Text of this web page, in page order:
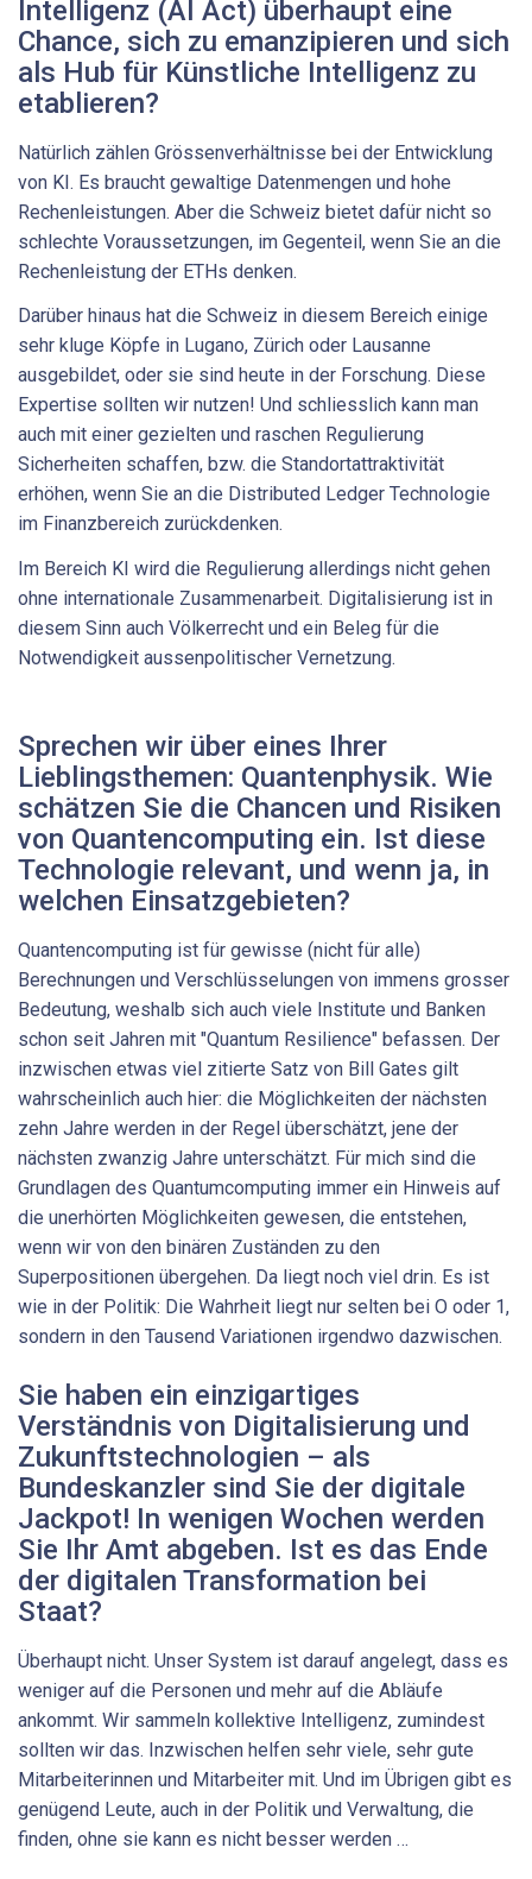
Intelligenz (AI Act) überhaupt eine
Chance, sich zu emanzipieren und sich
als Hub für Künstliche Intelligenz zu
etablieren?
Natürlich zählen Grössenverhältnisse bei der Entwicklung
von KI. Es braucht gewaltige Datenmengen und hohe
Rechenleistungen. Aber die Schweiz bietet dafür nicht so
schlechte Voraussetzungen, im Gegenteil, wenn Sie an die
Rechenleistung der ETHs denken.
Darüber hinaus hat die Schweiz in diesem Bereich einige
sehr kluge Köpfe in Lugano, Zürich oder Lausanne
ausgebildet, oder sie sind heute in der Forschung. Diese
Expertise sollten wir nutzen! Und schliesslich kann man
auch mit einer gezielten und raschen Regulierung
Sicherheiten schaffen, bzw. die Standortattraktivität
erhöhen, wenn Sie an die Distributed Ledger Technologie
im Finanzbereich zurückdenken.
Im Bereich KI wird die Regulierung allerdings nicht gehen
ohne internationale Zusammenarbeit. Digitalisierung ist in
diesem Sinn auch Völkerrecht und ein Beleg für die
Notwendigkeit aussenpolitischer Vernetzung.
Sprechen wir über eines Ihrer
Lieblingsthemen: Quantenphysik. Wie
schätzen Sie die Chancen und Risiken
von Quantencomputing ein. Ist diese
Technologie relevant, und wenn ja, in
welchen Einsatzgebieten?
Quantencomputing ist für gewisse (nicht für alle)
Berechnungen und Verschlüsselungen von immens grosser
Bedeutung, weshalb sich auch viele Institute und Banken
schon seit Jahren mit "Quantum Resilience" befassen. Der
inzwischen etwas viel zitierte Satz von Bill Gates gilt
wahrscheinlich auch hier: die Möglichkeiten der nächsten
zehn Jahre werden in der Regel überschätzt, jene der
nächsten zwanzig Jahre unterschätzt. Für mich sind die
Grundlagen des Quantumcomputing immer ein Hinweis auf
die unerhörten Möglichkeiten gewesen, die entstehen,
wenn wir von den binären Zuständen zu den
Superpositionen übergehen. Da liegt noch viel drin. Es ist
wie in der Politik: Die Wahrheit liegt nur selten bei O oder 1,
sondern in den Tausend Variationen irgendwo dazwischen.
Sie haben ein einzigartiges
Verständnis von Digitalisierung und
Zukunftstechnologien – als
Bundeskanzler sind Sie der digitale
Jackpot! In wenigen Wochen werden
Sie Ihr Amt abgeben. Ist es das Ende
der digitalen Transformation bei
Staat?
Überhaupt nicht. Unser System ist darauf angelegt, dass es
weniger auf die Personen und mehr auf die Abläufe
ankommt. Wir sammeln kollektive Intelligenz, zumindest
sollten wir das. Inzwischen helfen sehr viele, sehr gute
Mitarbeiterinnen und Mitarbeiter mit. Und im Übrigen gibt es
genügend Leute, auch in der Politik und Verwaltung, die
finden, ohne sie kann es nicht besser werden …